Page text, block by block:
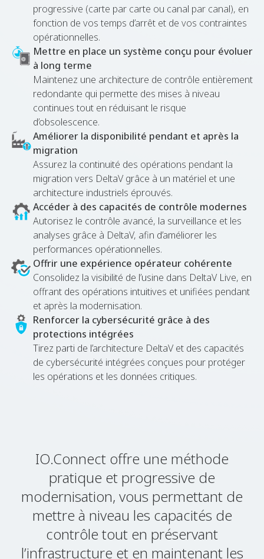
progressive (carte par carte ou canal par canal), en
fonction de vos temps d’arrêt et de vos contraintes
opérationnelles.
Mettre en place un système conçu pour évoluer
à long terme
Maintenez une architecture de contrôle entièrement
redondante qui permette des mises à niveau
continues tout en réduisant le risque
d’obsolescence.
Améliorer la disponibilité pendant et après la
migration
Assurez la continuité des opérations pendant la
migration vers DeltaV grâce à un matériel et une
architecture industriels éprouvés.
Accéder à des capacités de contrôle modernes
Autorisez le contrôle avancé, la surveillance et les
analyses grâce à DeltaV, afin d’améliorer les
performances opérationnelles.
Offrir une expérience opérateur cohérente
Consolidez la visibilité de l’usine dans DeltaV Live, en
offrant des opérations intuitives et unifiées pendant
et après la modernisation.
Renforcer la cybersécurité grâce à des
protections intégrées
Tirez parti de l’architecture DeltaV et des capacités
de cybersécurité intégrées conçues pour protéger
les opérations et les données critiques.
IO.Connect offre une méthode
pratique et progressive de
modernisation, vous permettant de
mettre à niveau les capacités de
contrôle tout en préservant
l’infrastructure et en maintenant les